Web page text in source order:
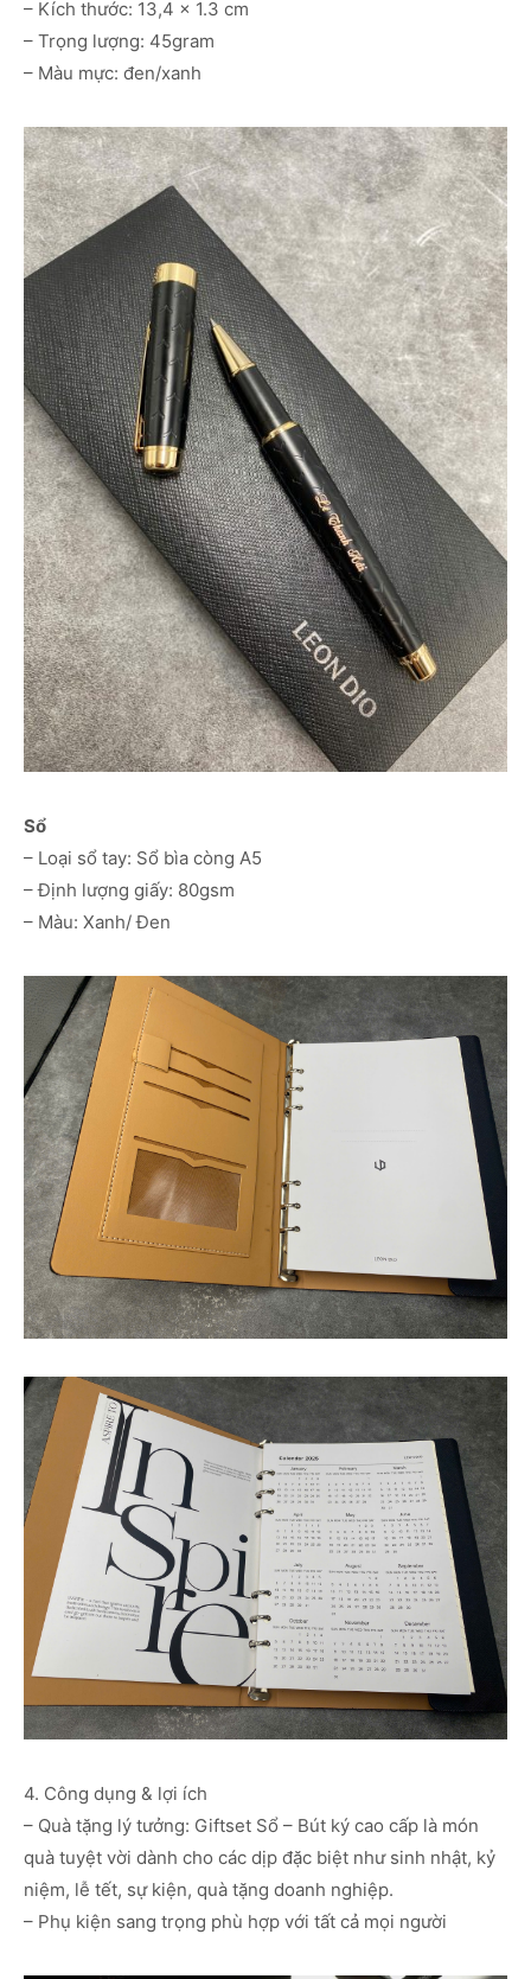
– Kích thước: 13,4 x 1.3 cm
– Trọng lượng: 45gram
– Màu mực: đen/xanh
Sổ
– Loại sổ tay: Sổ bìa còng A5
– Định lượng giấy: 80gsm
– Màu: Xanh/ Đen
4. Công dụng & lợi ích
– Quà tặng lý tưởng: Giftset Sổ – Bút ký cao cấp là món
quà tuyệt vời dành cho các dịp đặc biệt như sinh nhật, kỷ
niệm, lễ tết, sự kiện, quà tặng doanh nghiệp.
– Phụ kiện sang trọng phù hợp với tất cả mọi người